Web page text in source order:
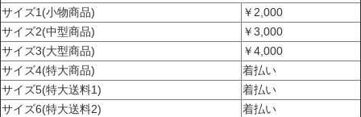
サイズ1(小物商品)
￥2,000
サイズ2(中型商品)
￥3,000
サイズ3(大型商品)
￥4,000
サイズ4(特大商品)
着払い
サイズ5(特大送料1)
着払い
サイズ6(特大送料2)
着払い